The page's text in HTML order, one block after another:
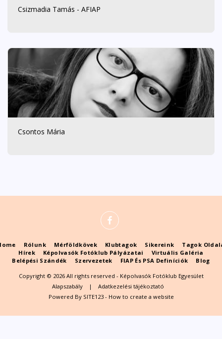
Csizmadia Tamás - AFIAP
Csontos Mária
Rólunk Mérföldkövek Klubtagok Sikereink
Tagok
Hírek
Képolvasók Fotóklub Pályázatai
Virtuális Galéria
Belépési Szándék
Szervezetek FIAP És PSA Definíciók Blog
Copyright © 2026 All rights reserved - Képolvasók Fotóklub Egyesület
Alapszabály | Adatkezelési tájékoztató
Powered By SITE123- How to create a website